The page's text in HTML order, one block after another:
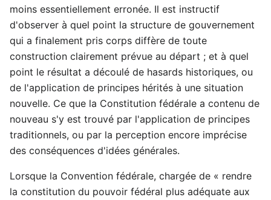
moins essentiellement erronée. Il est instructif
d'observer à quel point la structure de gouvernement
qui a finalement pris corps diffère de toute
construction clairement prévue au départ ; et à quel
point le résultat a découlé de hasards historiques, ou
de l'application de principes hérités à une situation
nouvelle. Ce que la Constitution fédérale a contenu de
nouveau s'y est trouvé par l'application de principes
traditionnels, ou par la perception encore imprécise
des conséquences d'idées générales.
Lorsque la Convention fédérale, chargée de « rendre
la constitution du pouvoir fédéral plus adéquate aux